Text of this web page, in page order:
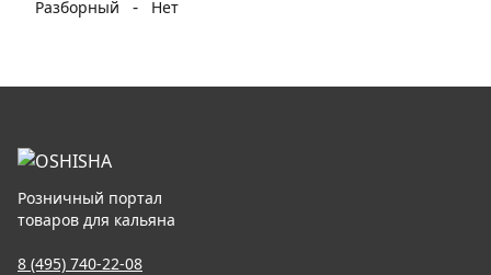
Разборный
- Нет
Розничный портал
товаров для кальяна
8 (495) 740-22-08